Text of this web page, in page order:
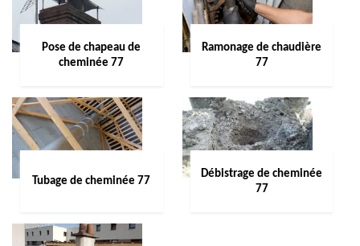
Pose de chapeau de
cheminée 77
Ramonage de chaudière
77
Tubage de cheminée 77
Débistrage de cheminée
77